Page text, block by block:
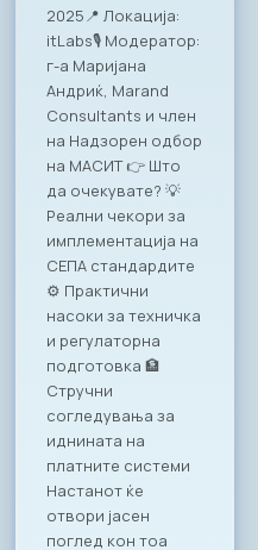
акција: „Заедничка
посветеност за
формализирање на
неформалната
економија во РСМ“.
Потпишувањето
беше дел од
годишната
конференција на
Министерството за
финансии, која
оваа година се
одржа под
насловот:
„Формализирање
на неформалната
економија: Преку
соработка до
успех“.
Дигитализацијата
како одговор на
неформалната